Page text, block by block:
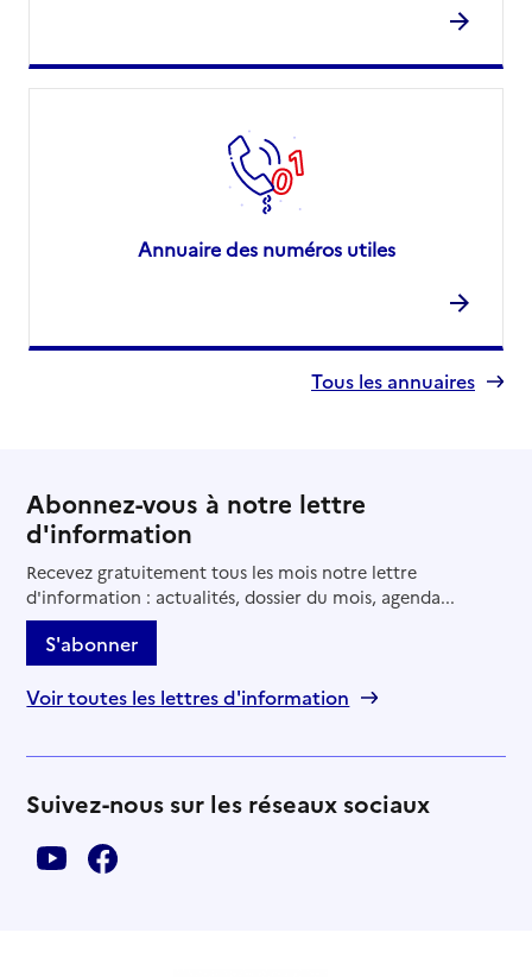
Annuaire des numéros utiles
Tous les annuaires
Abonnez-vous à notre lettre
d'information
Recevez gratuitement tous les mois notre lettre
d'information : actualités, dossier du mois, agenda...
S'abonner
Voir toutes les lettres d'information
Suivez-nous sur les réseaux sociaux